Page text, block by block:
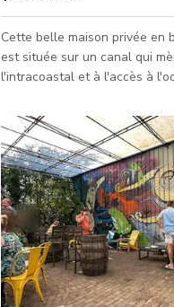
Cette belle maison privée en
est située sur un canal qui
l'intracoastal et à l'accès à
couchers de soleil magiques
se couche ici même ! De
couchers de soleil ont lieu
vous cherchez une maison
une belle vue, pour capturer
scène parfaite, c'est ici ! Si
l'inspiration, c'est ici. Endroit
séance photo